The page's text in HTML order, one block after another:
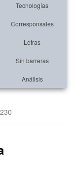
Tecnologías
Corresponsales
Letras
Sin barreras
Análisis